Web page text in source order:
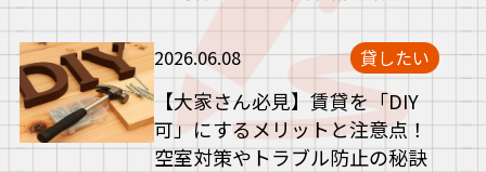
2026.06.08 貸したい
【大家さん必見】賃貸を「DIY
可」にするメリットと注意点！
空室対策やトラブル防止の秘訣